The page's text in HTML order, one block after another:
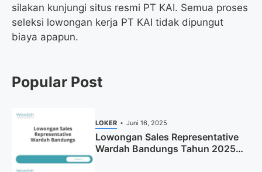
silakan kunjungi situs resmi PT KAI. Semua proses
seleksi lowongan kerja PT KAI tidak dipungut
biaya apapun.
Popular Post
LOKER Juni 16, 2025
Lowongan Sales Representative
Wardah Bandungs Tahun 2025